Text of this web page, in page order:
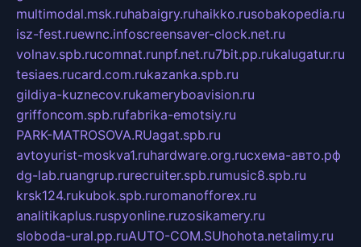
multimodal.msk.ruhabaigry.ruhaikko.rusobakopedia.ru
isz-fest.ruewnc.infoscreensaver-clock.net.ru
volnav.spb.rucomnat.runpf.net.ru7bit.pp.rukalugatur.ru
tesiaes.rucard.com.rukazanka.spb.ru
gildiya-kuznecov.rukameryboavision.ru
griffoncom.spb.rufabrika-emotsiy.ru
PARK-MATROSOVA.RUagat.spb.ru
avtoyurist-moskva1.ruhardware.org.ruсхема-авто.рф
dg-lab.ruangrup.rurecruiter.spb.rumusic8.spb.ru
krsk124.rukubok.spb.ruromanofforex.ru
analitikaplus.ruspyonline.ruzosikamery.ru
sloboda-ural.pp.ruAUTO-COM.SUhohota.netalimy.ru